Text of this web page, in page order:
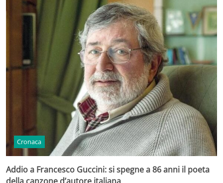
Cronaca
Addio a Francesco Guccini: si spegne a 86 anni il poeta
della canzone d’autore italiana